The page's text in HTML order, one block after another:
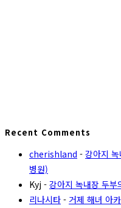
Recent Comments
cherishland - 강아지
병원)
Kyj - 강아지 녹내장 두
리나시타 - 거제 해녀 아